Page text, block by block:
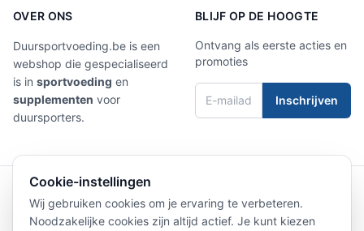
OVER ONS
Duursportvoeding.be is een
webshop die gespecialiseerd
is in sportvoeding en
supplementen voor
duursporters.
BLIJF OP DE HOOGTE
Ontvang als eerste acties en
promoties
Inschrijven
4,9/5 Laat een review achter
Cookie-instellingen
Wij gebruiken cookies om je ervaring te verbeteren.
Noodzakelijke cookies zijn altijd actief. Je kunt kiezen